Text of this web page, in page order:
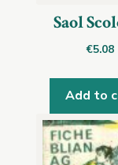
Saol
€5.08
Add to